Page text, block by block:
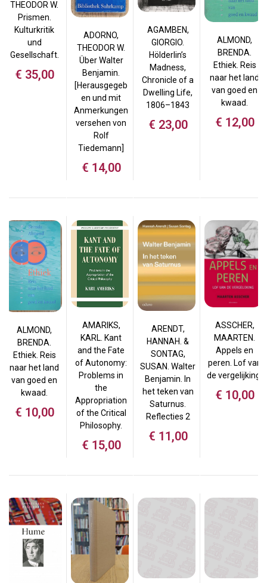
THEODOR W.
Prismen.
Kulturkritik
und
Gesellschaft.
€ 35,00
ADORNO,
THEODOR W.
Über Walter
Benjamin.
[Herausgegeb
en und mit
Anmerkungen
versehen von
Rolf
Tiedemann]
€ 14,00
AGAMBEN,
GIORGIO.
Hölderlin’s
Madness,
Chronicle of a
Dwelling Life,
1806–1843
€ 23,00
ALMOND,
BRENDA.
Ethiek. Reis
naar het land
van goed en
kwaad.
€ 12,00
ALMOND,
BRENDA.
Ethiek. Reis
naar het land
van goed en
kwaad.
€ 10,00
AMARIKS,
KARL. Kant
and the Fate
of Autonomy:
Problems in
the
Appropriation
of the Critical
Philosophy.
€ 15,00
ARENDT,
HANNAH. &
SONTAG,
SUSAN. Walter
Benjamin. In
het teken van
Saturnus.
Reflecties 2
€ 11,00
ASSCHER,
MAARTEN.
Appels en
peren. Lof van
de vergelijking.
€ 10,00